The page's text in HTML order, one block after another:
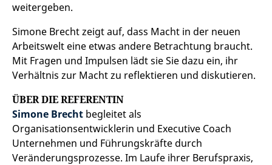
weitergeben.
Simone Brecht zeigt auf, dass Macht in der neuen
Arbeitswelt eine etwas andere Betrachtung braucht.
Mit Fragen und Impulsen lädt sie Sie dazu ein, ihr
Verhältnis zur Macht zu reflektieren und diskutieren.
ÜBER DIE REFERENTIN
Simone Brecht begleitet als
Organisationsentwicklerin und Executive Coach
Unternehmen und Führungskräfte durch
Veränderungsprozesse. Im Laufe ihrer Berufspraxis,